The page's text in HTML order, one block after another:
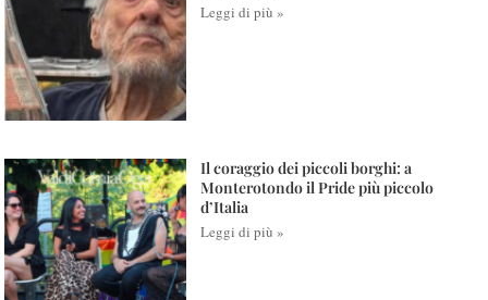
Leggi di più »
Il coraggio dei piccoli borghi: a
Monterotondo il Pride più piccolo
d’Italia
Leggi di più »